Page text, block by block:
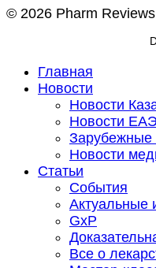
© 2026 Pharm
Главная
Новости
Новости
Новости
Зарубежные
Новости
Статьи
События
Актуальные
GxP
Все о